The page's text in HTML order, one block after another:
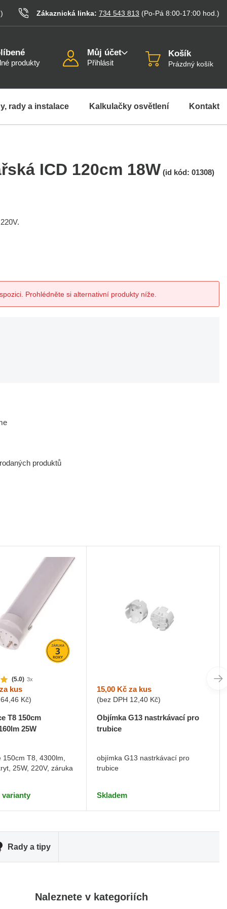
) Zákaznická linka: 734 543 813 (Po-Pá 8:00-17:00 hod. )
produkty
Můj účet
Přihlásit
Košík
Prázdný košík
rady a instalace Kalkulačky osvětlení Kontakt
ICD 120cm 18W (id kód: 01308)
Prohlédněte si alternativní produkty níže.
produktů
(5.0) 3x
kus
Kč)
T8 150cm
25W
150cm T8, 4300lm,
25W, 220V, záruka
varianty
15,00 Kč za kus
(bez DPH 12,40 Kč)
Objímka G13 nastrkávací pro
trubice
objímka G13 nastrkávací pro
trubice
Skladem
Rady a tipy
Naleznete v kategoriích